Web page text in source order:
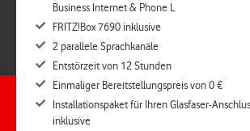
Business Internet & Phone L
FRITZ!Box 7690 inklusive
2 parallele Sprachkanäle
Entstörzeit von 12 Stunden
Einmaliger Bereitstellungspreis von 0 €
Installationspaket für Ihren Glasfaser-
inklusive